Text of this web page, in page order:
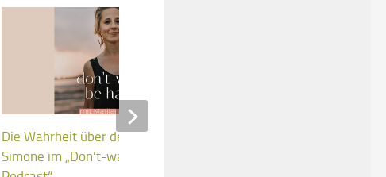
Die Wahrheit über den Ausstieg.
Simone im „Don’t-waste-be-happy-